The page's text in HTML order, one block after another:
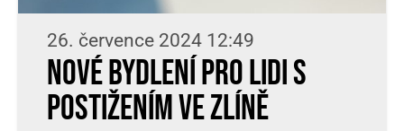
26. července 2024 12:49
Nové bydlení pro lidi s
postižením ve Zlíně